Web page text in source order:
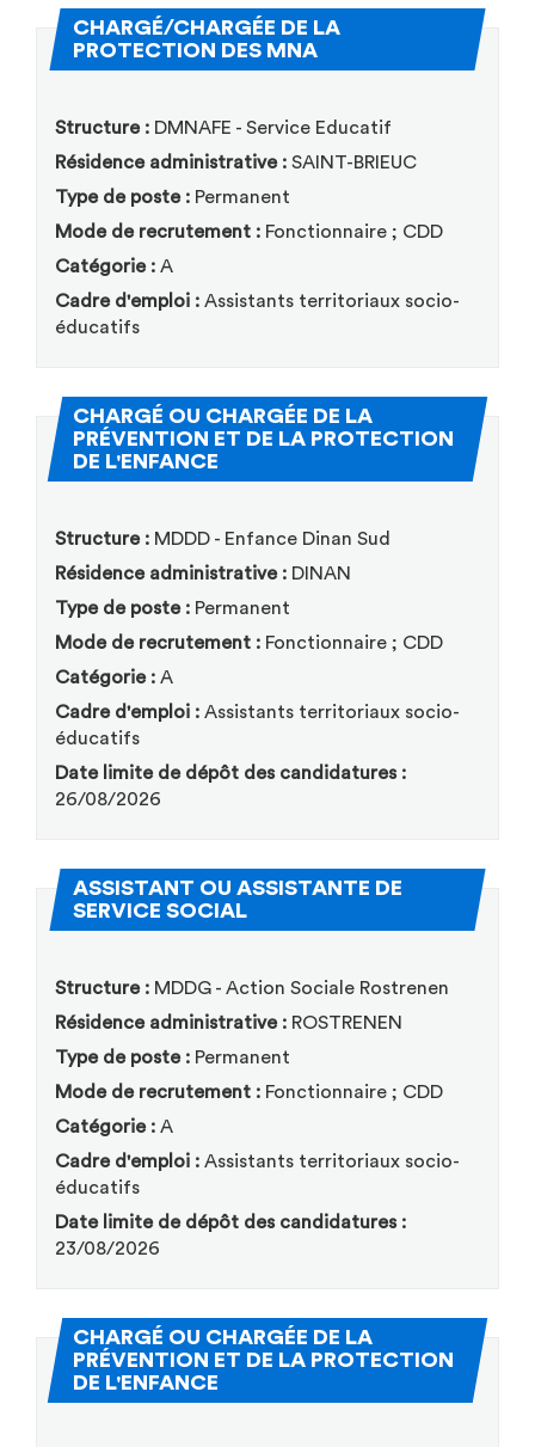
CHARGÉ/CHARGÉE DE LA
PROTECTION DES MNA
Structure : DMNAFE - Service Educatif
Résidence administrative : SAINT-BRIEUC
Type de poste : Permanent
Mode de recrutement : Fonctionnaire ; CDD
Catégorie : A
Cadre d'emploi : Assistants territoriaux socio-
éducatifs
CHARGÉ OU CHARGÉE DE LA
PRÉVENTION ET DE LA PROTECTION
DE L'ENFANCE
Structure : MDDD - Enfance Dinan Sud
Résidence administrative : DINAN
Type de poste : Permanent
Mode de recrutement : Fonctionnaire ; CDD
Catégorie : A
Cadre d'emploi : Assistants territoriaux socio-
éducatifs
Date limite de dépôt des candidatures :
26/08/2026
ASSISTANT OU ASSISTANTE DE
SERVICE SOCIAL
Structure : MDDG - Action Sociale Rostrenen
Résidence administrative : ROSTRENEN
Type de poste : Permanent
Mode de recrutement : Fonctionnaire ; CDD
Catégorie : A
Cadre d'emploi : Assistants territoriaux socio-
éducatifs
Date limite de dépôt des candidatures :
23/08/2026
CHARGÉ OU CHARGÉE DE LA
PRÉVENTION ET DE LA PROTECTION
DE L'ENFANCE